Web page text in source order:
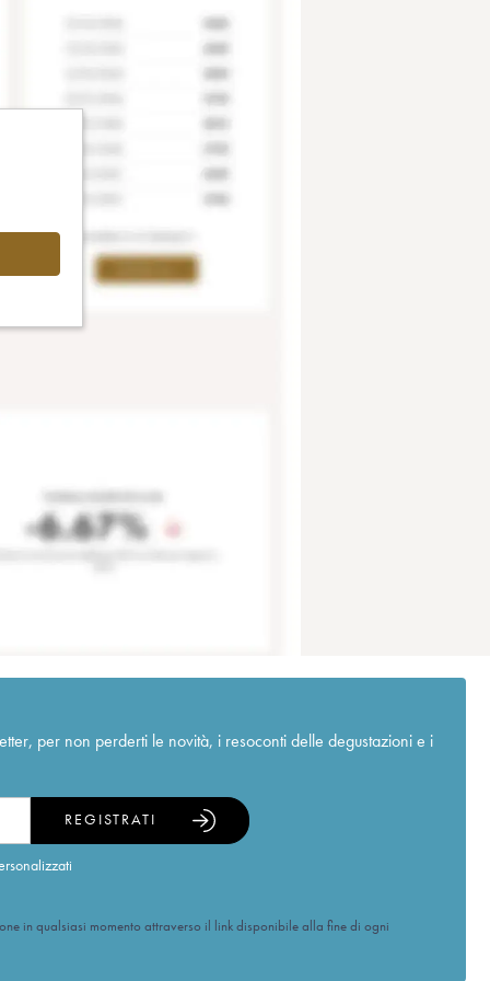
per non perderti le novità, i resoconti delle degustazioni e i
REGISTRATI
in qualsiasi momento attraverso il link disponibile alla fine di ogni